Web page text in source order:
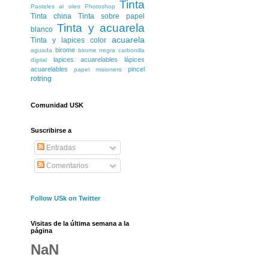
Pasteles al oleo
Photoshop Tinta
Tinta china
Tinta sobre papel
blanco Tinta y acuarela
Tinta y lapices color acuarela
aguada birome birome negra carbonilla
digital
lapices acuarelables
lápices
acuarelables
papel misionero pincel
rotring
Comunidad USK
Suscribirse a
Entradas
Comentarios
Follow USk on Twitter
Visitas de la última semana a la
página
NaN